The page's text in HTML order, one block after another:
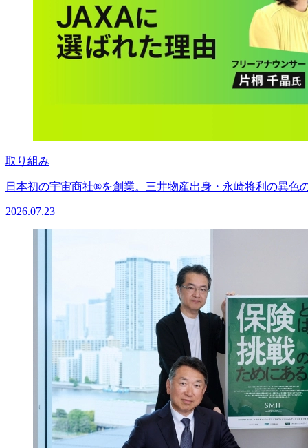
取り組み
日本初の宇宙商社®を創業。三井物産出身・永崎将利の異色
2026.07.23